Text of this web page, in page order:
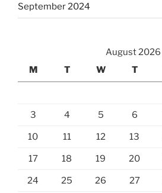
September 2024
August 2026
M
T W T
3 4 5 6
10 11 12 13
17 18 19 20
24 25 26 27